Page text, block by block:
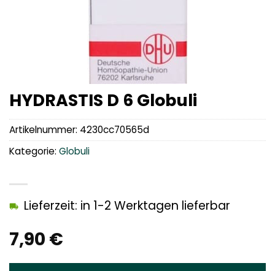
HYDRASTIS D 6 Globuli
7,90 €
Lieferzeit: in 1-2 Werktagen lieferbar
Artikelnummer: 4230cc70565d
Kategorie: Globuli